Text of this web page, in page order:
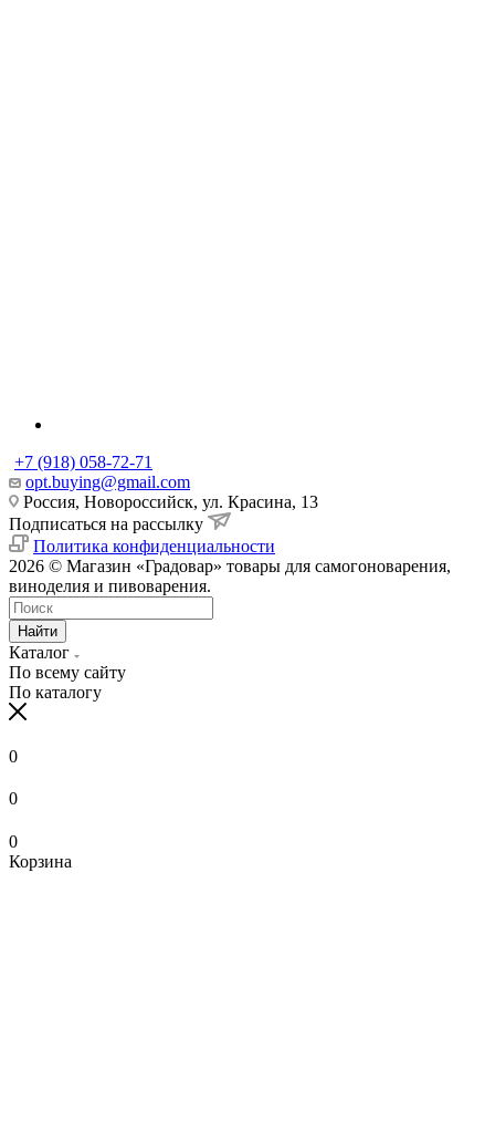
+7 (918) 058-72-71
opt.buying@gmail.com
Россия, Новороссийск, ул. Красина, 13
Подписаться на рассылку
Политика конфиденциальности
2026 © Магазин «Градовар» товары для самогоноварения,
виноделия и пивоварения.
Найти
Каталог
По всему сайту
По каталогу
0
0
0
Корзина